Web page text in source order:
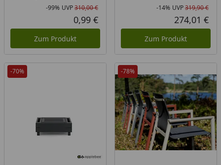
Rabatt in Prozent
-99%
Ursprünglicher Preis
UVP310,00 €
Aktueller Preis
0,99 €
Zum Produkt
-14% UVP319,90 €
274,01 €
Zum Produkt
-70% -78%